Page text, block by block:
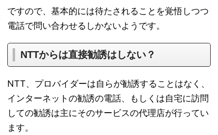
ですので、基本的には待たされることを覚悟しつつ
電話で問い合わせるしかないようです。
NTTからは直接勧誘はしない？
NTT、プロバイダーは自らが勧誘することはなく、
インターネットの勧誘の電話、もしくは自宅に訪問
しての勧誘は主にそのサービスの代理店が行ってい
ます。